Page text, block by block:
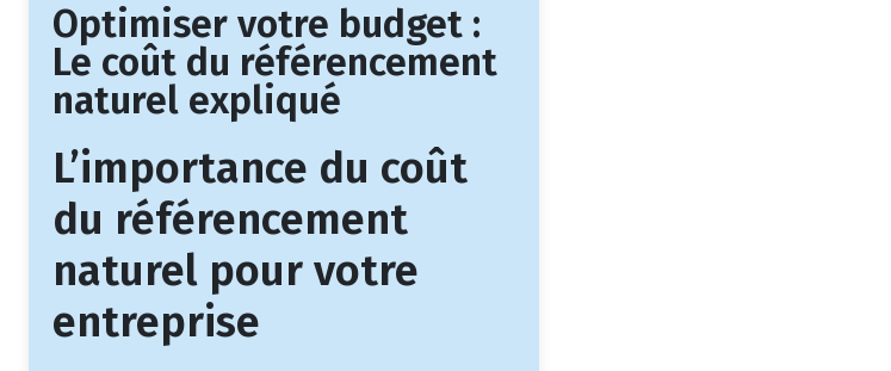
Optimiser votre budget :
Le coût du référencement
naturel expliqué
L’importance du coût
du référencement
naturel pour votre
entreprise